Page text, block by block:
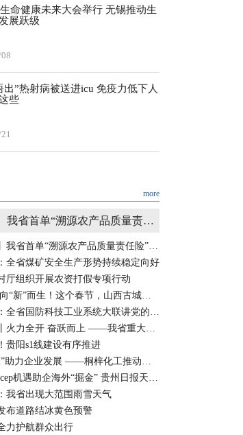
命健康未来大会举行 无锡推动生
展跃级
出”热射病被送进icu 免疫力低下人
些
more
【新要闻】我省首单“溯源农产品质量责任险”花落晋城
【新要闻】我省首单“溯源农产品质量责任险”花落晋城
全省煤矿安全生产形势持续稳定向好
厅组织开展农资打假专项行动
世界信息:向“新”而生！这个春节，山西古城镇“嗨”起来
天天热文：全省国防科技工业系统大联讲党的二十大精神
热点在线丨火力全开 奋跃而上 ——我省重大项目加快建设推动高质量发展
贵阳s1线建设有序推进
“红色引擎”助力企业发展 ——桐梓化工推动党建与业务双融双促双提升
我省抢抓rcep机遇助企海外“掘金” 贵州日报天眼新闻记者 彭 杨
我省出现大范围雨雪天气
布道路结冰黄色预警
力护航群众出行